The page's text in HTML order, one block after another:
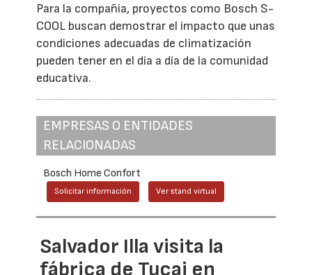
Para la compañía, proyectos como Bosch S-
COOL buscan demostrar el impacto que unas
condiciones adecuadas de climatización
pueden tener en el día a día de la comunidad
educativa.
EMPRESAS O ENTIDADES
RELACIONADAS
Bosch Home Confort
Solicitar información Ver stand virtual
Salvador Illa visita la
fábrica de Tucai en